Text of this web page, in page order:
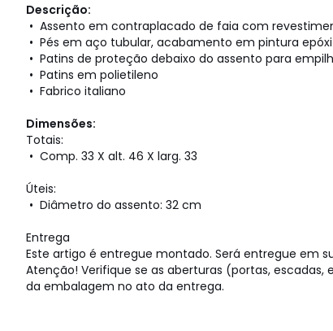
Descrição:
• Assento em contraplacado de faia com
• Pés em aço tubular, acabamento em pintura epóxi
• Patins de proteção debaixo do assento para
• Patins em polietileno
• Fabrico italiano
Dimensões:
Totais:
• Comp. 33 X alt. 46 X larg. 33
Úteis:
• Diâmetro do assento: 32 cm
Entrega
Este artigo é entregue montado. Será entregue em
Atenção! Verifique se as aberturas (portas,
da embalagem no ato da entrega.